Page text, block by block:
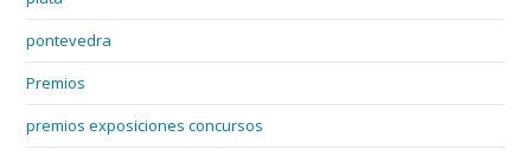
pontevedra
Premios
premios exposiciones concursos